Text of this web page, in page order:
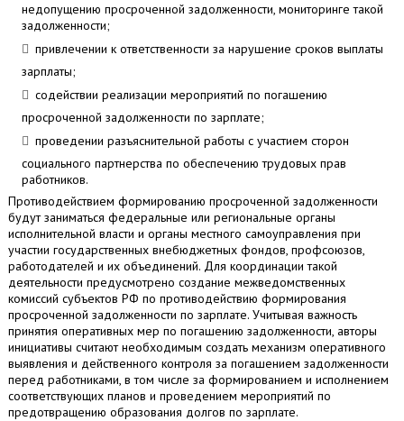
недопущению просроченной задолженности, мониторинге такой
задолженности;
привлечении к ответственности за нарушение сроков выплаты
зарплаты;
содействии реализации мероприятий по погашению
просроченной задолженности по зарплате;
проведении разъяснительной работы с участием сторон
социального партнерства по обеспечению трудовых прав
работников.
Противодействием формированию просроченной задолженности
будут заниматься федеральные или региональные органы
исполнительной власти и органы местного самоуправления при
участии государственных внебюджетных фондов, профсоюзов,
работодателей и их объединений. Для координации такой
деятельности предусмотрено создание межведомственных
комиссий субъектов РФ по противодействию формирования
просроченной задолженности по зарплате. Учитывая важность
принятия оперативных мер по погашению задолженности, авторы
инициативы считают необходимым создать механизм оперативного
выявления и действенного контроля за погашением задолженности
перед работниками, в том числе за формированием и исполнением
соответствующих планов и проведением мероприятий по
предотвращению образования долгов по зарплате.